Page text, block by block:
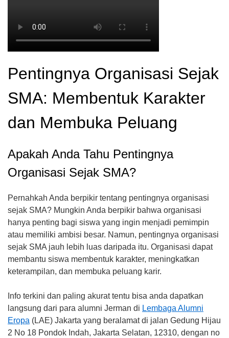
Pentingnya Organisasi Sejak
SMA: Membentuk Karakter
dan Membuka Peluang
Apakah Anda Tahu Pentingnya
Organisasi Sejak SMA?
Pernahkah Anda berpikir tentang pentingnya organisasi
sejak SMA? Mungkin Anda berpikir bahwa organisasi
hanya penting bagi siswa yang ingin menjadi pemimpin
atau memiliki ambisi besar. Namun, pentingnya organisasi
sejak SMA jauh lebih luas daripada itu. Organisasi dapat
membantu siswa membentuk karakter, meningkatkan
keterampilan, dan membuka peluang karir.
Info terkini dan paling akurat tentu bisa anda dapatkan
langsung dari para alumni Jerman di Lembaga Alumni
Eropa (LAE) Jakarta yang beralamat di jalan Gedung Hijau
2 No 18 Pondok Indah, Jakarta Selatan, 12310, dengan no